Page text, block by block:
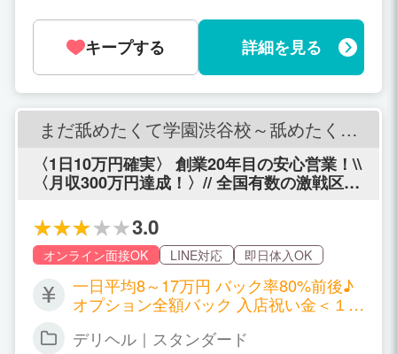
はご相談下さいませ。 １日３時間、週１
日から出勤可能です。自分のライフスタ
イルに合ったお時間でご相談ください。
キープする 詳細を見る
まだ舐めたくて学園渋谷校～舐めたくて
グループ～
〈1日10万円確実〉 創業20年目の安心営業！\\
〈月収300万円達成！〉// 全国有数の激戦区渋
超★有名デリヘル★集客力に自信アリ◎ 「1
日10万」「短時間でも本指名5本」「お昼の回
転率良スギ！」今までの不満も悩みも全部オ
サラバ〜♪◎体験入店フルバック◎オプション
全額バック◎まだ舐め渋谷で過去一稼ぐフォ
ローをいたします！
3.0
オンライン面接OK LINE対応 即日体入OK
一日平均8～17万円 バック率80%前後♪
オプション全額バック 入店祝い金＜１０
━━ 【コース料金（最低保証あり）】 6
デリヘル｜スタンダード